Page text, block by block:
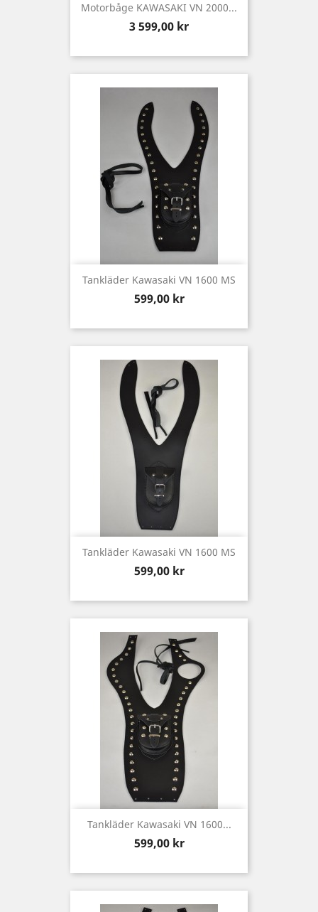
Motorbåge KAWASAKI VN 2000...
Pris
3 599,00 kr
Tankläder Kawasaki VN 1600 MS
Pris
599,00 kr
Tankläder Kawasaki VN 1600 MS
Pris
599,00 kr
Tankläder Kawasaki VN 1600...
Pris
599,00 kr